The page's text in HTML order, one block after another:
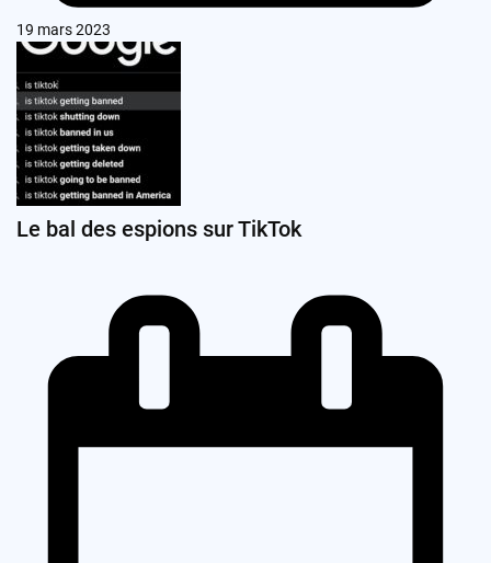
19 mars 2023
Le bal des espions sur TikTok